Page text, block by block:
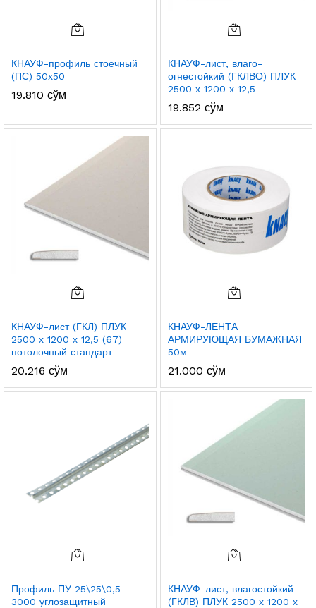
КНАУФ-профиль стоечный
(ПС) 50х50
19.810 сўм
КНАУФ-лист, влаго-
огнестойкий (ГКЛВО) ПЛУК
2500 х 1200 х 12,5
19.852 сўм
КНАУФ-лист (ГКЛ) ПЛУК
2500 х 1200 х 12,5 (67)
потолочный стандарт
20.216 сўм
КНАУФ-ЛЕНТА
АРМИРУЮЩАЯ БУМАЖНАЯ
50м
21.000 сўм
Профиль ПУ 25\25\0,5
3000 углозащитный
КНАУФ-лист, влагостойкий
(ГКЛВ) ПЛУК 2500 х 1200 х